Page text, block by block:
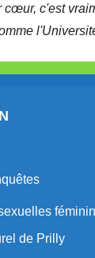
cœur, c'est
de Prilly